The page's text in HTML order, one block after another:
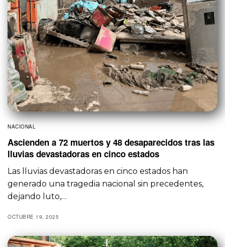
NACIONAL
Ascienden a 72 muertos y 48 desaparecidos tras las
lluvias devastadoras en cinco estados
Las lluvias devastadoras en cinco estados han
generado una tragedia nacional sin precedentes,
dejando luto,…
OCTUBRE 19, 2025